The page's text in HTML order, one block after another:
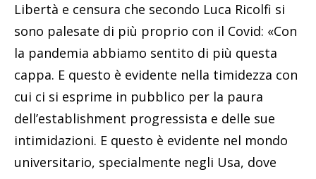
Libertà e censura che secondo Luca Ricolfi si
sono palesate di più proprio con il Covid: «Con
la pandemia abbiamo sentito di più questa
cappa. E questo è evidente nella timidezza con
cui ci si esprime in pubblico per la paura
dell’establishment progressista e delle sue
intimidazioni. E questo è evidente nel mondo
universitario, specialmente negli Usa, dove